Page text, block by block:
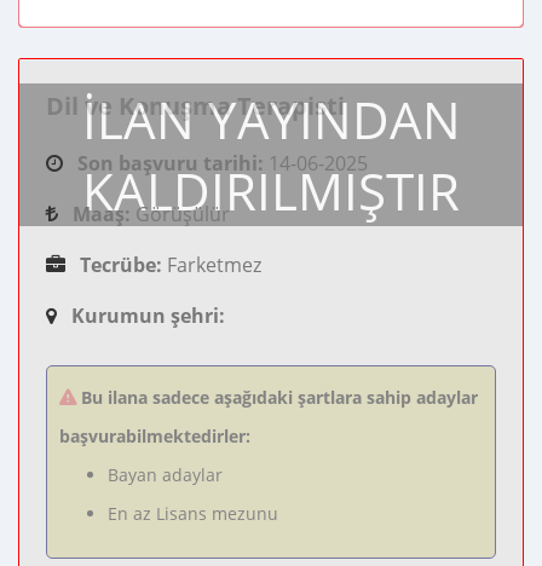
İLAN YAYINDAN
KALDIRILMIŞTIR
Dil ve Konuşma Terapisti
Son başvuru tarihi: 14-06-2025
Maaş: Görüşülür
Tecrübe: Farketmez
Kurumun şehri:
Bu ilana sadece aşağıdaki şartlara sahip adaylar
başvurabilmektedirler:
Bayan adaylar
En az Lisans mezunu